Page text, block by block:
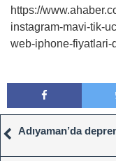
https://
instagram-mavi-tik-
web-iphone-fiyatlari-
Adıyaman’da